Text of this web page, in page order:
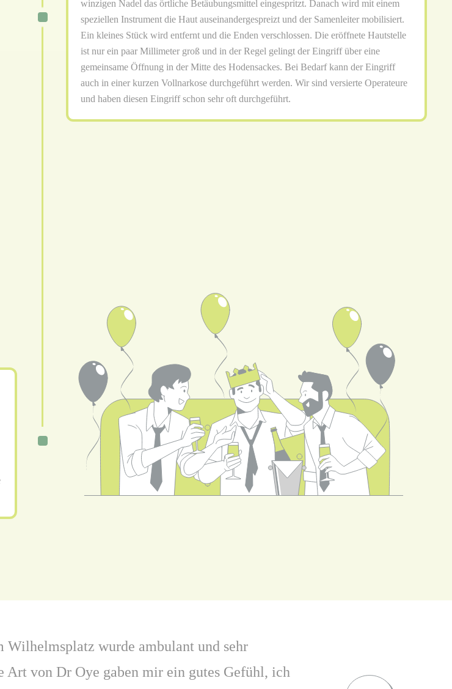
winzigen Nadel das örtliche Betäubungsmittel eingespritzt. Danach wird mit einem
speziellen Instrument die Haut auseinandergespreizt und der Samenleiter mobilisiert.
Ein kleines Stück wird entfernt und die Enden verschlossen. Die eröffnete Hautstelle
ist nur ein paar Millimeter groß und in der Regel gelingt der Eingriff über eine
gemeinsame Öffnung in der Mitte des Hodensackes. Bei Bedarf kann der Eingriff
auch in einer kurzen Vollnarkose durchgeführt werden. Wir sind versierte Operateure
und haben diesen Eingriff schon sehr oft durchgeführt.
wurde ambulant und sehr
von Dr Oye gaben mir ein gutes Gefühl, ich